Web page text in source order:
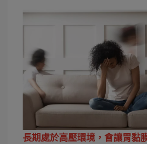
長期處於高壓環境，會讓胃黏